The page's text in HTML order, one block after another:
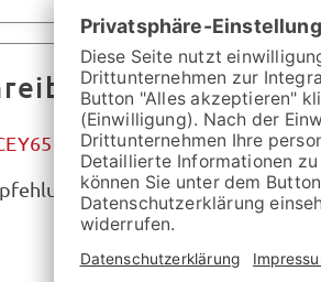
des Herstellers:69.630,- €